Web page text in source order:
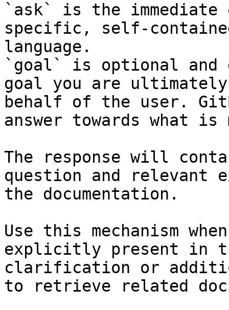
`ask` is the
specific, self-
language.
`goal` is optional and
goal you are
behalf of the user.
answer towards what
The response will
question and relevant
the documentation.
Use this mechanism
explicitly present in
clarification or